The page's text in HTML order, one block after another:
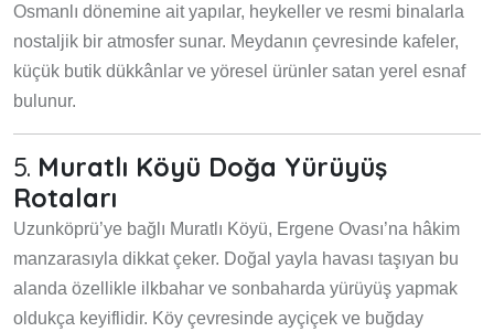
Osmanlı dönemine ait yapılar, heykeller ve resmi binalarla
nostaljik bir atmosfer sunar. Meydanın çevresinde kafeler,
küçük butik dükkânlar ve yöresel ürünler satan yerel esnaf
bulunur.
5. Muratlı Köyü Doğa Yürüyüş
Rotaları
Uzunköprü’ye bağlı Muratlı Köyü, Ergene Ovası’na hâkim
manzarasıyla dikkat çeker. Doğal yayla havası taşıyan bu
alanda özellikle ilkbahar ve sonbaharda yürüyüş yapmak
oldukça keyiflidir. Köy çevresinde ayçiçek ve buğday